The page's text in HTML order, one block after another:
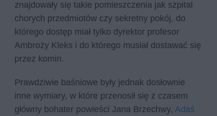
znajdowały się takie pomieszczenia jak szpital
chorych przedmiotów czy sekretny pokój, do
którego dostęp miał tylko dyrektor profesor
Ambroży Kleks i do którego musiał dostawać się
przez komin.
Prawdziwie baśniowe były jednak dosłownie
inne wymiary, w które przenosił się z czasem
główny bohater powieści Jana Brzechwy, Adaś